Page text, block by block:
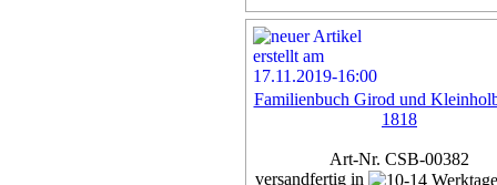
Familienbuch Girod und
1818
Art-Nr. CSB-00382
versandfertig in